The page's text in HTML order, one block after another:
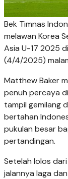
Bek Timnas
melawan Korea
Asia U-17 2025
(4/4/2025)
Matthew Baker
penuh percaya
tampil gemilang
bertahan
pukulan besar
pertandingan.
Setelah lolos
jalannya laga